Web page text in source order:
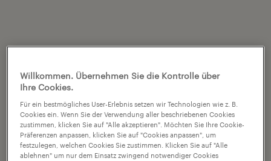
Willkommen. Übernehmen Sie die Kontrolle über
Ihre Cookies.
Für ein bestmögliches User-Erlebnis setzen wir Technologien wie z. B.
Cookies ein. Wenn Sie der Verwendung aller beschriebenen Cookies
zustimmen, klicken Sie auf "Alle akzeptieren". Möchten Sie Ihre Cookie-
Präferenzen anpassen, klicken Sie auf "Cookies anpassen", um
festzulegen, welchen Cookies Sie zustimmen. Klicken Sie auf "Alle
ablehnen" um nur dem Einsatz zwingend notwendiger Cookies